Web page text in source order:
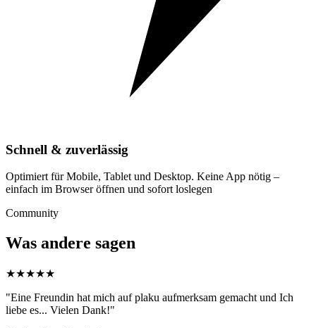
Schnell & zuverlässig
Optimiert für Mobile, Tablet und Desktop. Keine App nötig –
einfach im Browser öffnen und sofort loslegen
Community
Was andere sagen
★★★★★
"Eine Freundin hat mich auf plaku aufmerksam gemacht und Ich
liebe es... Vielen Dank!"